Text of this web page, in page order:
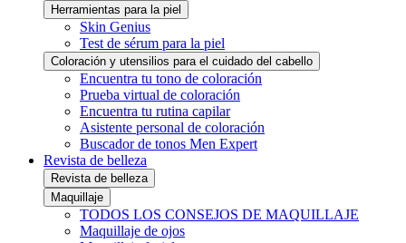
Herramientas para la piel
Skin Genius
Test de sérum para la piel
Coloración y utensilios para el cuidado del cabello
Encuentra tu tono de coloración
Prueba virtual de coloración
Encuentra tu rutina capilar
Asistente personal de coloración
Buscador de tonos Men Expert
Revista de belleza
Revista de belleza
Maquillaje
TODOS LOS CONSEJOS DE MAQUILLAJE
Maquillaje de ojos